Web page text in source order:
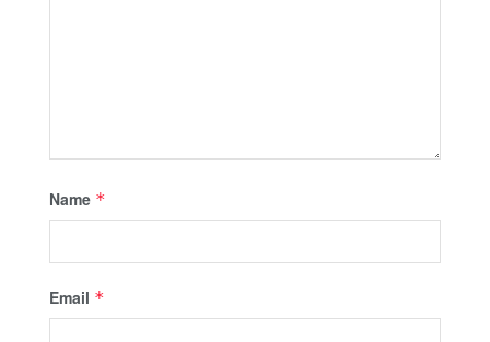
Name *
Email *